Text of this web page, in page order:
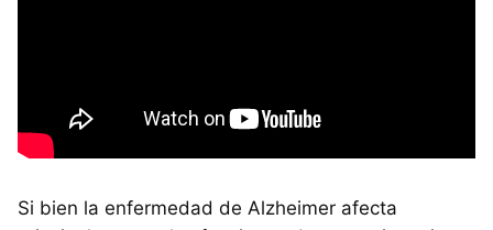
Si bien la enfermedad de Alzheimer afecta